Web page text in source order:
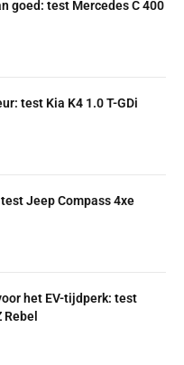
goed: test Mercedes C 400
test Kia K4 1.0 T-GDi
Jeep Compass 4xe
het EV-tijdperk: test
Rebel